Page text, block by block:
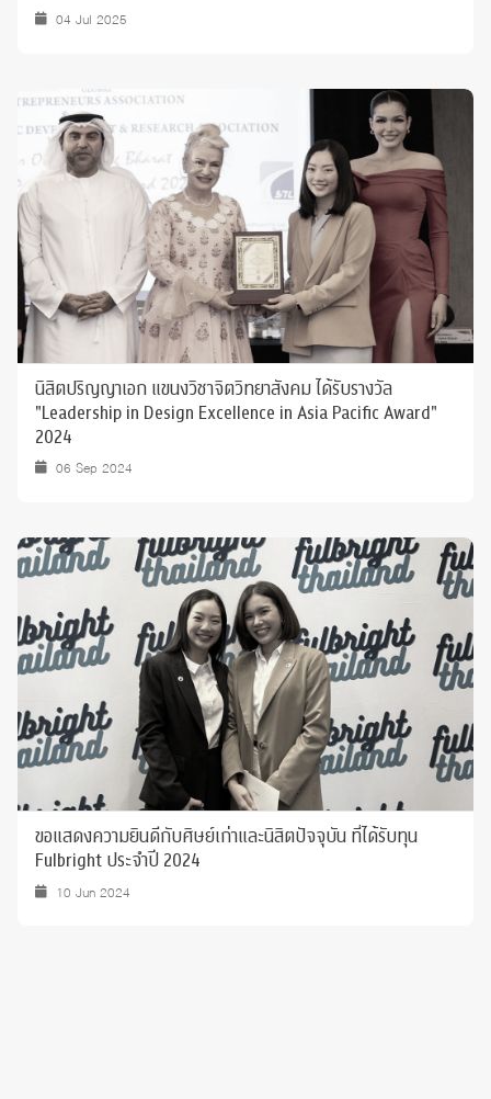
04 Jul 2025
นิสิตปริญญาเอก แขนงวิชาจิตวิทยาสังคม ได้รับรางวัล
"Leadership in Design Excellence in Asia Pacific Award"
2024
06 Sep 2024
ขอแสดงความยินดีกับศิษย์เก่าและนิสิตปัจจุบัน ที่ได้รับทุน
Fulbright ประจำปี 2024
10 Jun 2024